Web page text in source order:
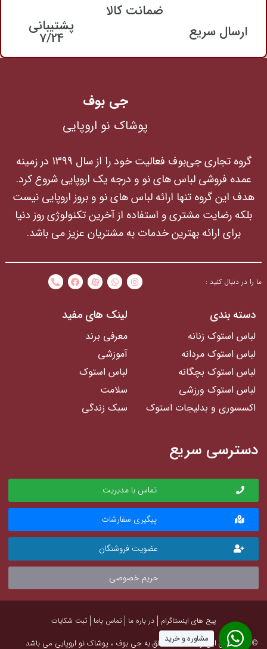
ارسال سریع
ضمانت کالا
پشتیبانی
7/24
جی بوف
پوشاک نو اروپایی
گروه تجاری جی‌بوف فعالیت خود را از سال 1399 در زمینه
عمده فروشی لباس های نو و درجه یک اروپایی شروع کرد.
هدف این گروه تنها ارائه لباس های نو و بروز اروپایی نیست
بلکه رضایت مشتری و استفاده از آخرین تکنولوژی روز دنیا
برای ارائه بهترین خدمات به مشتریان عزیز می باشد.
ما را در دنبال کنید :
دسته بندی
لباس استوک زنانه
لباس استوک مردانه
لباس استوک بچگانه
لباس استوک ورزشی
اکسسوری و بدلیجات استوک
لینک های مفید
معرفی برند
آموزشی
لباس استوک
سلامت
سبک زندگی
دسترسی سریع
تماس با مدیریت
پیگیری سفارشات
عضویت فروشنگان
حریم خصوصی
©تمام حقوق این وب سایت متعلق به جی بوف ، پوشاک نو اروپایی می باشد
پیج های اینستاگرام در باره ما تماس باما ثبت شکایات
مشاوره و خرید